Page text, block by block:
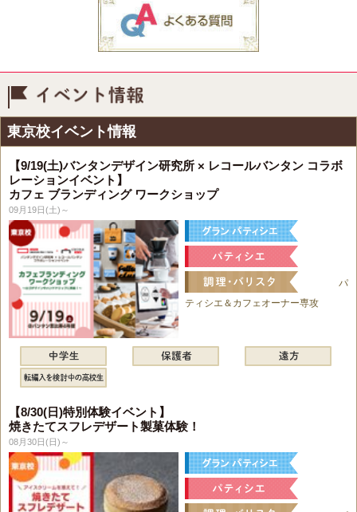
東京校イベント情報
【9/19(土)バンタンデザイン研究所 × レコールバンタン コラボ
レーションイベント】
カフェ ブランディング ワークショップ
09月19日(土)～
パ
ティシエ＆カフェオーナー専攻
【8/30(日)特別体験イベント】
焼きたてスフレデザート製菓体験！
08月30日(日)～